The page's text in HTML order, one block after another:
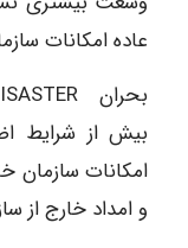
عاده امکانات
بیش از شرایط
امکانات
و امداد خارج از